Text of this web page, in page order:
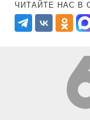
ЧИТАЙТЕ НАС В